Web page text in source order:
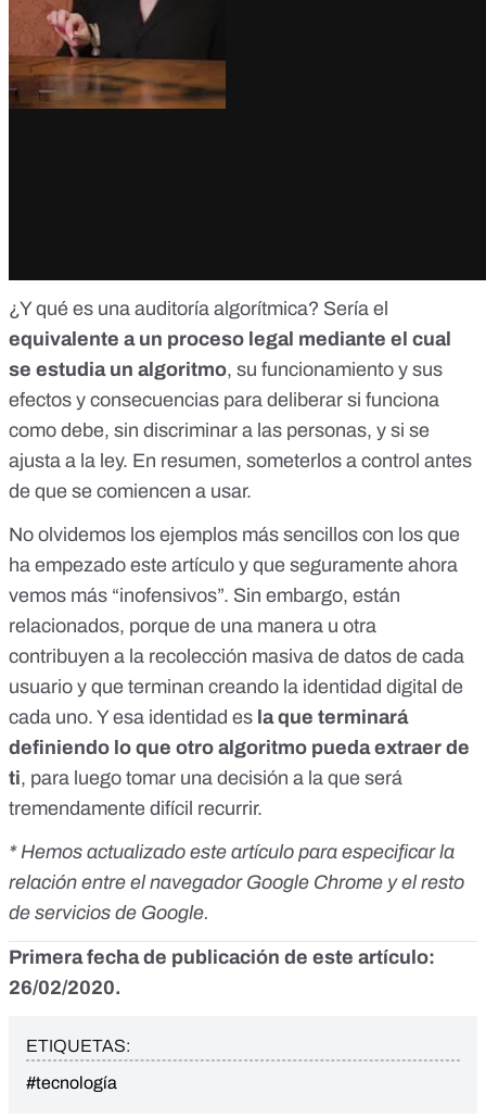
¿Y qué es una auditoría algorítmica? Sería el
equivalente a un proceso legal mediante el cual
se estudia un algoritmo, su funcionamiento y sus
efectos y consecuencias para deliberar si funciona
como debe, sin discriminar a las personas, y si se
ajusta a la ley. En resumen, someterlos a control antes
de que se comiencen a usar.
No olvidemos los ejemplos más sencillos con los que
ha empezado este artículo y que seguramente ahora
vemos más “inofensivos”. Sin embargo, están
relacionados, porque de una manera u otra
contribuyen a la recolección masiva de datos de cada
usuario y que terminan creando la identidad digital de
cada uno. Y esa identidad es la que terminará
definiendo lo que otro algoritmo pueda extraer de
ti, para luego tomar una decisión a la que será
tremendamente difícil recurrir.
* Hemos actualizado este artículo para especificar la
relación entre el navegador Google Chrome y el resto
de servicios de Google.
Primera fecha de publicación de este artículo:
26/02/2020.
ETIQUETAS:
#tecnología